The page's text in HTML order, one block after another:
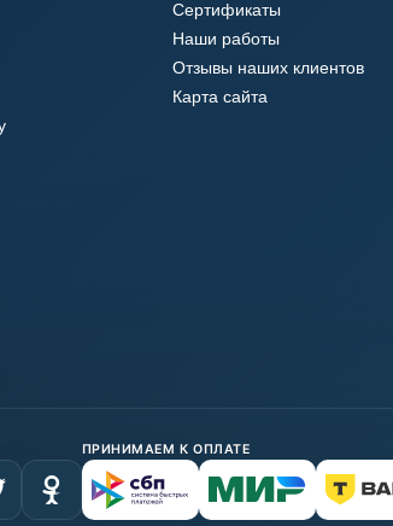
Сертификаты
Наши работы
Отзывы наших клиентов
Карта сайта
ПРИНИМАЕМ К ОПЛАТЕ